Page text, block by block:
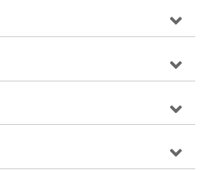
麼改變？」
受，我該怎麼引導？如何打
，怎麼問才不傷交情又能得到
我怎麼知道？該如何避
缺乏自信，老天！我該怎麼